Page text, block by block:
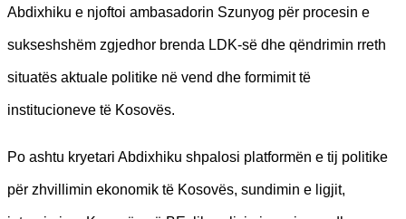
Abdixhiku e njoftoi ambasadorin Szunyog për procesin e
sukseshshëm zgjedhor brenda LDK-së dhe qëndrimin rreth
situatës aktuale politike në vend dhe formimit të
institucioneve të Kosovës.
Po ashtu kryetari Abdixhiku shpalosi platformën e tij politike
për zhvillimin ekonomik të Kosovës, sundimin e ligjit,